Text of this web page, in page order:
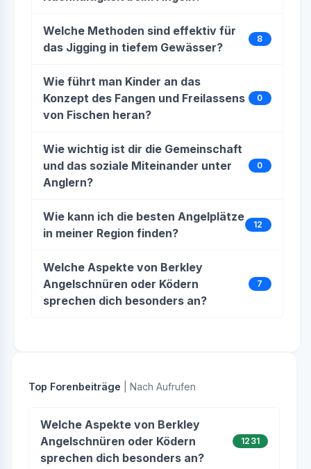
Welche Methoden sind effektiv für
das Jigging in tiefem Gewässer?
8
Wie führt man Kinder an das
Konzept des Fangen und Freilassens
von Fischen heran?
0
Wie wichtig ist dir die Gemeinschaft
und das soziale Miteinander unter
Anglern?
0
Wie kann ich die besten Angelplätze
in meiner Region finden?
12
Welche Aspekte von Berkley
Angelschnüren oder Ködern
sprechen dich besonders an?
7
Top Forenbeiträge | Nach Aufrufen
Welche Aspekte von Berkley
Angelschnüren oder Ködern
sprechen dich besonders an?
1231